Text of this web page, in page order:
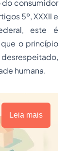
consumidor
5º, XXXII e
este é
o princípio
humana.
Leia mais